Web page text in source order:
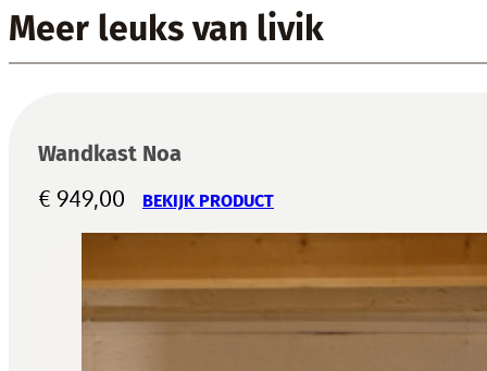
Meer leuks van livik
Wandkast Noa
€ 949,00 BEKIJK PRODUCT